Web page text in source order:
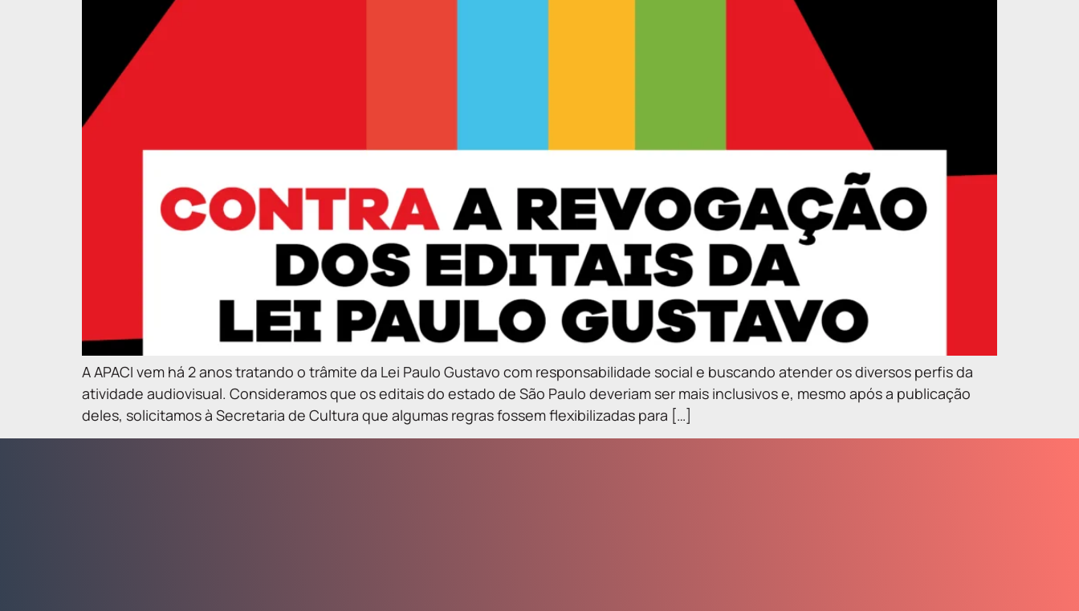
A APACI vem há 2 anos tratando o trâmite da Lei Paulo Gustavo com responsabilidade social e buscando atender os diversos perfis da
atividade audiovisual. Consideramos que os editais do estado de São Paulo deveriam ser mais inclusivos e, mesmo após a publicação
deles, solicitamos à Secretaria de Cultura que algumas regras fossem flexibilizadas para […]